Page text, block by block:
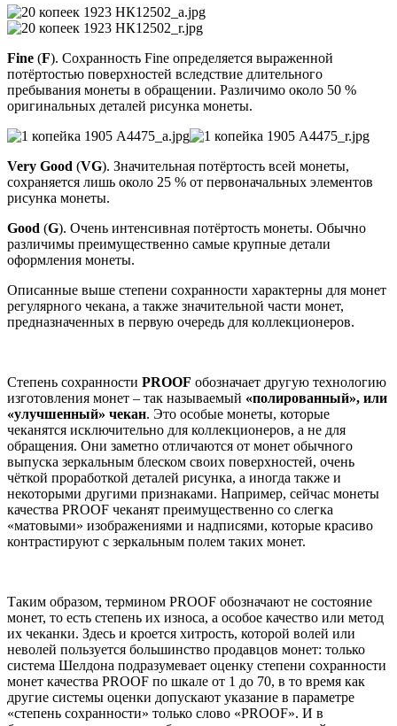
Fine (F). Сохранность Fine определяется выраженной
потёртостью поверхностей вследствие длительного
пребывания монеты в обращении. Различимо около 50 %
оригинальных деталей рисунка монеты.
Very Good (VG). Значительная потёртость всей монеты,
сохраняется лишь около 25 % от первоначальных элементов
рисунка монеты.
Good (G). Очень интенсивная потёртость монеты. Обычно
различимы преимущественно самые крупные детали
оформления монеты.
Описанные выше степени сохранности характерны для монет
регулярного чекана, а также значительной части монет,
предназначенных в первую очередь для коллекционеров.
Степень сохранности PROOF обозначает другую технологию
изготовления монет – так называемый «полированный», или
«улучшенный» чекан. Это особые монеты, которые
чеканятся исключительно для коллекционеров, а не для
обращения. Они заметно отличаются от монет обычного
выпуска зеркальным блеском своих поверхностей, очень
чёткой проработкой деталей рисунка, а иногда также и
некоторыми другими признаками. Например, сейчас монеты
качества PROOF чеканят преимущественно со слегка
«матовыми» изображениями и надписями, которые красиво
контрастируют с зеркальным полем таких монет.
Таким образом, термином PROOF обозначают не состояние
монет, то есть степень их износа, а особое качество или метод
их чеканки. Здесь и кроется хитрость, которой волей или
неволей пользуется большинство продавцов монет: только
система Шелдона подразумевает оценку степени сохранности
монет качества PROOF по шкале от 1 до 70, в то время как
другие системы оценки допускают указание в параметре
«степень сохранности» только слово «PROOF». И в